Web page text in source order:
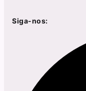
Siga-nos: